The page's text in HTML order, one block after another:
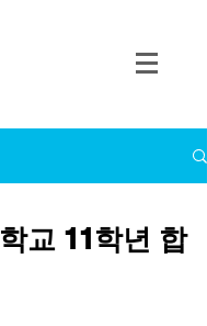
교 11학년 합